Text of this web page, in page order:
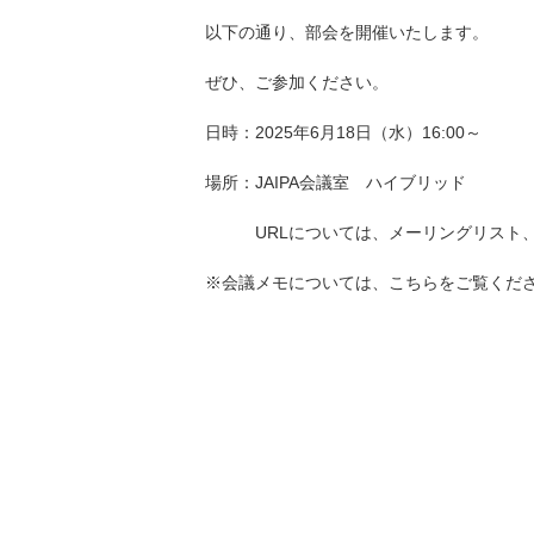
以下の通り、部会を開催いたします。
ぜひ、ご参加ください。
日時：2025年6月18日（水）16:00～
場所：JAIPA会議室 ハイブリッド
URLについては、メーリングリスト、
※会議メモについては、 こちらをご覧くだ